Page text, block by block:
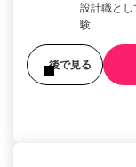
設計職と
験
後で見る